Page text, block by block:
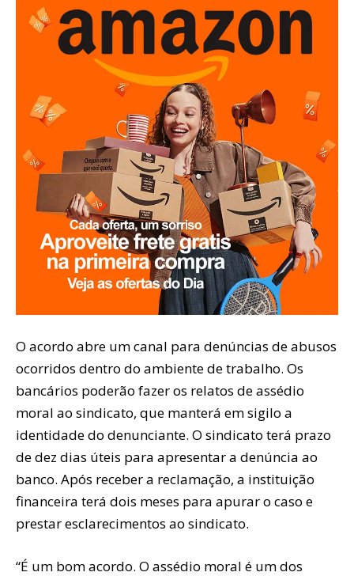
O acordo abre um canal para denúncias de abusos
ocorridos dentro do ambiente de trabalho. Os
bancários poderão fazer os relatos de assédio
moral ao sindicato, que manterá em sigilo a
identidade do denunciante. O sindicato terá prazo
de dez dias úteis para apresentar a denúncia ao
banco. Após receber a reclamação, a instituição
financeira terá dois meses para apurar o caso e
prestar esclarecimentos ao sindicato.
“É um bom acordo. O assédio moral é um dos